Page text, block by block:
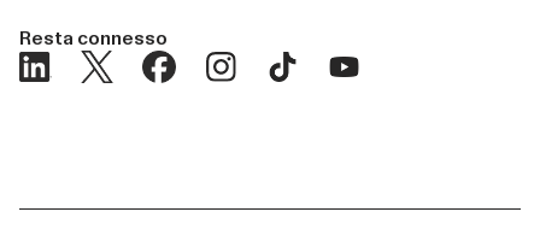
Resta connesso